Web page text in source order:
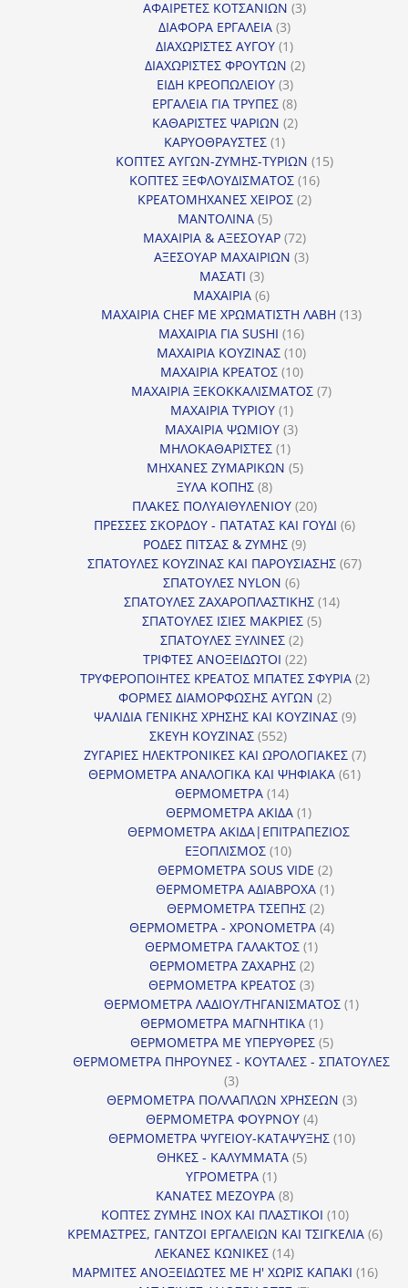
ΑΦΑΙΡΕΤΕΣ ΚΟΤΣΑΝΙΩΝ 33
ΔΙΑΦΟΡΑ ΕΡΓΑΛΕΙΑ 33
προϊόντα
ΔΙΑΧΩΡΙΣΤΕΣ ΑΥΓΟΥ 11
προϊόν
ΔΙΑΧΩΡΙΣΤΕΣ ΦΡΟΥΤΩΝ 22
ΕΙΔΗ ΚΡΕΟΠΩΛΕΙΟΥ 33
προϊόντα
ΕΡΓΑΛΕΙΑ ΓΙΑ ΤΡΥΠΕΣ 88
προϊόντα
ΚΑΘΑΡΙΣΤΕΣ ΨΑΡΙΩΝ 22
ΚΑΡΥΟΘΡΑΥΣΤΕΣ 11
προϊόν
ΚΟΠΤΕΣ ΑΥΓΩΝ-ΖΥΜΗΣ-ΤΥΡΙΩΝ 1515
ΚΟΠΤΕΣ ΞΕΦΛΟΥΔΙΣΜΑΤΟΣ 1616
ΚΡΕΑΤΟΜΗΧΑΝΕΣ ΧΕΙΡΟΣ 22
ΜΑΝΤΟΛΙΝΑ 55
προϊόντα
ΜΑΧΑΙΡΙΑ & ΑΞΕΣΟΥΑΡ 7272
προϊόντα
ΑΞΕΣΟΥΑΡ ΜΑΧΑΙΡΙΩΝ 33
ΜΑΣΑΤΙ 33
προϊόντα
ΜΑΧΑΙΡΙΑ 66
προϊόντα
ΜΑΧΑΙΡΙΑ CHEF ΜΕ ΧΡΩΜΑΤΙΣΤΗ ΛΑΒΗ 1313
ΜΑΧΑΙΡΙΑ ΓΙΑ SUSHI 1616
προϊόντα
ΜΑΧΑΙΡΙΑ ΚΟΥΖΙΝΑΣ 1010
προϊόντα
ΜΑΧΑΙΡΙΑ ΚΡΕΑΤΟΣ 1010
προϊόντα
ΜΑΧΑΙΡΙΑ ΞΕΚΟΚΚΑΛΙΣΜΑΤΟΣ 77
ΜΑΧΑΙΡΙΑ ΤΥΡΙΟΥ 11
προϊόν
ΜΑΧΑΙΡΙΑ ΨΩΜΙΟΥ 33
ΜΗΛΟΚΑΘΑΡΙΣΤΕΣ 11
προϊόν
ΜΗΧΑΝΕΣ ΖΥΜΑΡΙΚΩΝ 55
ΞΥΛΑ ΚΟΠΗΣ 88
προϊόντα
ΠΛΑΚΕΣ ΠΟΛΥΑΙΘΥΛΕΝΙΟΥ 2020
προϊόντα
ΠΡΕΣΣΕΣ ΣΚΟΡΔΟΥ - ΠΑΤΑΤΑΣ ΚΑΙ ΓΟΥΔΙ 66
ΡΟΔΕΣ ΠΙΤΣΑΣ & ΖΥΜΗΣ 99
προϊόντα
ΣΠΑΤΟΥΛΕΣ ΚΟΥΖΙΝΑΣ ΚΑΙ ΠΑΡΟΥΣΙΑΣΗΣ 6767
ΣΠΑΤΟΥΛΕΣ NYLON 66
προϊόντα
ΣΠΑΤΟΥΛΕΣ ΖΑΧΑΡΟΠΛΑΣΤΙΚΗΣ 1414
ΣΠΑΤΟΥΛΕΣ ΙΣΙΕΣ ΜΑΚΡΙΕΣ 55
ΣΠΑΤΟΥΛΕΣ ΞΥΛΙΝΕΣ 22
προϊόντα
ΤΡΙΦΤΕΣ ΑΝΟΞΕΙΔΩΤΟΙ 2222
προϊόντα
ΤΡΥΦΕΡΟΠΟΙΗΤΕΣ ΚΡΕΑΤΟΣ ΜΠΑΤΕΣ ΣΦΥΡΙΑ 22
ΦΟΡΜΕΣ ΔΙΑΜΟΡΦΩΣΗΣ ΑΥΓΩΝ 22
προϊόντα
ΨΑΛΙΔΙΑ ΓΕΝΙΚΗΣ ΧΡΗΣΗΣ ΚΑΙ ΚΟΥΖΙΝΑΣ 99
ΣΚΕΥΗ ΚΟΥΖΙΝΑΣ 552552
προϊόντα
ΖΥΓΑΡΙΕΣ ΗΛΕΚΤΡΟΝΙΚΕΣ ΚΑΙ ΩΡΟΛΟΓΙΑΚΕΣ 77
ΘΕΡΜΟΜΕΤΡΑ ΑΝΑΛΟΓΙΚΑ ΚΑΙ ΨΗΦΙΑΚΑ 6161
ΘΕΡΜΟΜΕΤΡΑ 1414
προϊόντα
ΘΕΡΜΟΜΕΤΡΑ ΑΚΙΔΑ 11
προϊόν
ΘΕΡΜΟΜΕΤΡΑ ΑΚΙΔΑ|ΕΠΙΤΡΑΠΕΖΙΟΣ
ΕΞΟΠΛΙΣΜΟΣ 1010
προϊόντα
ΘΕΡΜΟΜΕΤΡΑ SOUS VIDE 22
προϊόντα
ΘΕΡΜΟΜΕΤΡΑ ΑΔΙΑΒΡΟΧΑ 11
ΘΕΡΜΟΜΕΤΡΑ ΤΣΕΠΗΣ 22
προϊόντα
ΘΕΡΜΟΜΕΤΡΑ - ΧΡΟΝΟΜΕΤΡΑ 44
ΘΕΡΜΟΜΕΤΡΑ ΓΑΛΑΚΤΟΣ 11
προϊόν
ΘΕΡΜΟΜΕΤΡΑ ΖΑΧΑΡΗΣ 22
προϊόντα
ΘΕΡΜΟΜΕΤΡΑ ΚΡΕΑΤΟΣ 33
προϊόντα
ΘΕΡΜΟΜΕΤΡΑ ΛΑΔΙΟΥ/ΤΗΓΑΝΙΣΜΑΤΟΣ 11
ΘΕΡΜΟΜΕΤΡΑ ΜΑΓΝΗΤΙΚΑ 11
προϊόν
ΘΕΡΜΟΜΕΤΡΑ ΜΕ ΥΠΕΡΥΘΡΕΣ 55
προϊόντα
ΘΕΡΜΟΜΕΤΡΑ ΠΗΡΟΥΝΕΣ - ΚΟΥΤΑΛΕΣ - ΣΠΑΤΟΥΛΕΣ
33
προϊόντα
ΘΕΡΜΟΜΕΤΡΑ ΠΟΛΛΑΠΛΩΝ ΧΡΗΣΕΩΝ 33
ΘΕΡΜΟΜΕΤΡΑ ΦΟΥΡΝΟΥ 44
προϊόντα
ΘΕΡΜΟΜΕΤΡΑ ΨΥΓΕΙΟΥ-ΚΑΤΑΨΥΞΗΣ 1010
ΘΗΚΕΣ - ΚΑΛΥΜΜΑΤΑ 55
ΥΓΡΟΜΕΤΡΑ 11
προϊόν
ΚΑΝΑΤΕΣ ΜΕΖΟΥΡΑ 88
προϊόντα
ΚΟΠΤΕΣ ΖΥΜΗΣ INOX ΚΑΙ ΠΛΑΣΤΙΚΟΙ 1010
προϊόντα
ΚΡΕΜΑΣΤΡΕΣ, ΓΑΝΤΖΟΙ ΕΡΓΑΛΕΙΩΝ ΚΑΙ ΤΣΙΓΚΕΛΙΑ 66
ΛΕΚΑΝΕΣ ΚΩΝΙΚΕΣ 1414
προϊόντα
ΜΑΡΜΙΤΕΣ ΑΝΟΞΕΙΔΩΤΕΣ ΜΕ Η' ΧΩΡΙΣ ΚΑΠΑΚΙ 1616